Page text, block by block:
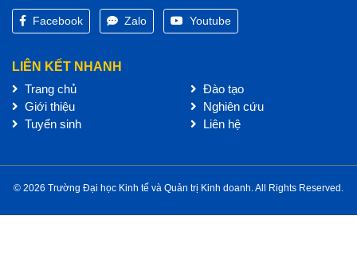
Facebook Zalo Youtube
LIÊN KẾT NHANH
Trang chủ
Giới thiệu
Tuyển sinh
Đào tạo
Nghiên cứu
Liên hệ
© 2026 Trường Đại học Kinh tế và Quản trị Kinh doanh. All Rights Reserved.